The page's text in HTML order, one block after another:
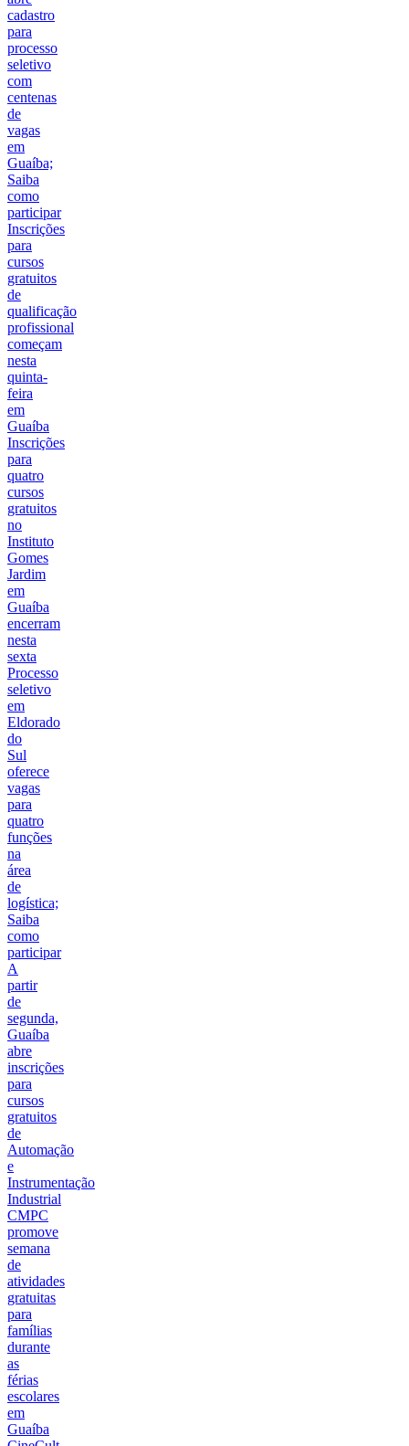
cadastro
para
processo
seletivo
com
centenas
de
vagas
em
Guaíba;
Saiba
como
participar
Inscrições
para
cursos
gratuitos
de
qualificação
profissional
começam
nesta
quinta-
feira
em
Guaíba
Inscrições
para
quatro
cursos
gratuitos
no
Instituto
Gomes
Jardim
em
Guaíba
encerram
nesta
sexta
Processo
seletivo
em
Eldorado
do
Sul
oferece
vagas
para
quatro
funções
na
área
de
logística;
Saiba
como
participar
A
partir
de
segunda,
Guaíba
abre
inscrições
para
cursos
gratuitos
de
Automação
e
Instrumentação
Industrial
CMPC
promove
semana
de
atividades
gratuitas
para
famílias
durante
as
férias
escolares
em
Guaíba